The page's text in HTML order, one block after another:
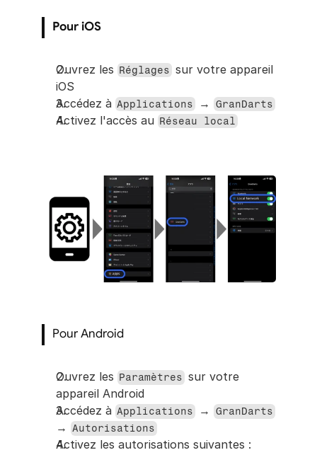
Pour iOS
Ouvrez les Réglages sur votre appareil
iOS
Accédez à Applications → GranDarts
Activez l'accès au Réseau local
Pour Android
Ouvrez les Paramètres sur votre
appareil Android
Accédez à Applications → GranDarts
→ Autorisations
Activez les autorisations suivantes :